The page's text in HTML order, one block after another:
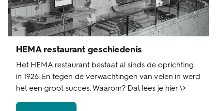
HEMA restaurant geschiedenis
Het HEMA restaurant bestaat al sinds de oprichting
in 1926. En tegen de verwachtingen van velen in werd
het een groot succes. Waarom? Dat lees je hier \>